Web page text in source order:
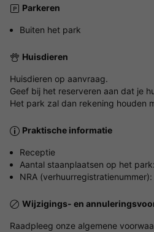
Parkeren
Buiten het park
Huisdieren
Huisdieren op aanvraag.
Geef bij het reserveren aan dat je
Het park zal dan rekening houden
Praktische informatie
Receptie
Aantal staanplaatsen op het park:
NRA (verhuurregistratienummer):
Wijzigings- en
Raadpleeg onze algemene